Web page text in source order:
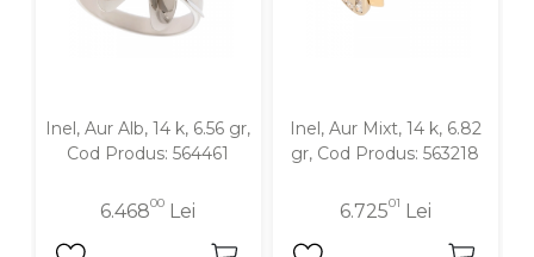
Inel, Aur Alb, 14 k, 6.56 gr,
Cod Produs: 564461
6.46800 Lei
Inel, Aur Mixt, 14 k, 6.82
gr, Cod Produs: 563218
6.72501 Lei